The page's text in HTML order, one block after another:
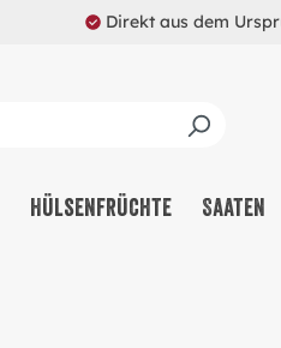
Direkt aus dem
Hülsenfrüchte Saaten